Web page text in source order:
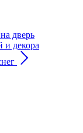
дверь
и декора